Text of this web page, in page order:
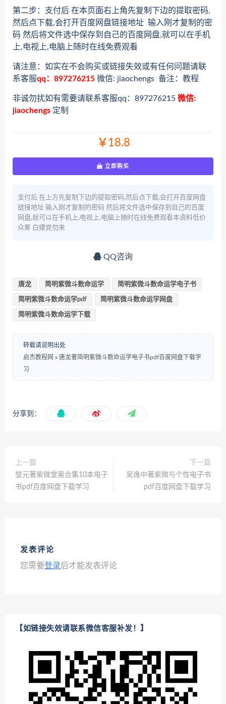
第二步：支付后 在本页面右上角先复制下边的提取密码,
然后点下载,会打开百度网盘链接地址 输入刚才复制的密
码 然后将文件选中保存到自己的百度网盘,就可以在手机
上,电视上,电脑上随时在线免费观看
请注意：如实在不会购买或链接失效或有任何问题请联
系客服qq：897276215 微信: jiaochengs 备注：教程
非诚勿扰如有需要请联系客服qq：897276215 微信:
jiaochengs 定制
￥18.8
立即购买
支付后 在上方先复制下边的提取密码,然后点下载,会打开百度网盘
链接地址 输入刚才复制的密码 然后将文件选中保存到自己的百度
网盘,就可以在手机上,电视上,电脑上随时在线免费观看本资料低价
众筹 白嫖党勿来
QQ咨询
唐龙 简明紫微斗数命运学 简明紫微斗数命运学电子书
简明紫微斗数命运学pdf 简明紫微斗数命运学网盘
简明紫微斗数命运学下载
转载请说明出处
启杰教程网 » 唐龙著简明紫微斗数命运学电子书pdf百度网盘下载学
习
分享到：
上一篇
堃元著紫微堂奥合集10本电子
书pdf百度网盘下载学习
下一篇
吴逸中著紫微与个性电子书
pdf百度网盘下载学习
发表评论
您需要登录后才能发表评论
【如链接失效请联系微信客服补发！】